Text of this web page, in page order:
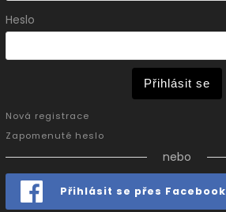
Heslo
Přihlásit se
Nová registrace
Zapomenuté heslo
nebo
Přihlásit se přes Facebook